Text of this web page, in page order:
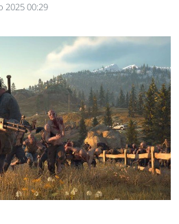
2025 00:29